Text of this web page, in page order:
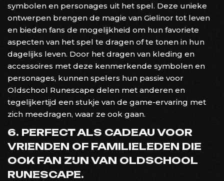
symbolen en personages uit het spel. Deze unieke
ontwerpen brengen de magie van Gielinor tot leven
en bieden fans de mogelijkheid om hun favoriete
aspecten van het spel te dragen of te tonen in hun
dagelijks leven. Door het dragen van kleding en
accessoires met deze kenmerkende symbolen en
personages, kunnen spelers hun passie voor
Oldschool Runescape delen met anderen en
tegelijkertijd een stukje van de game-ervaring met
zich meedragen, waar ze ook gaan.
6. PERFECT ALS CADEAU VOOR
VRIENDEN OF FAMILIELEDEN DIE
OOK FAN ZIJN VAN OLDSCHOOL
RUNESCAPE.